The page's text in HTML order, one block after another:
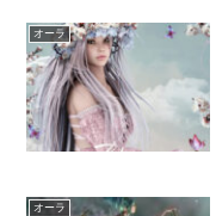
オーラ
オーラ